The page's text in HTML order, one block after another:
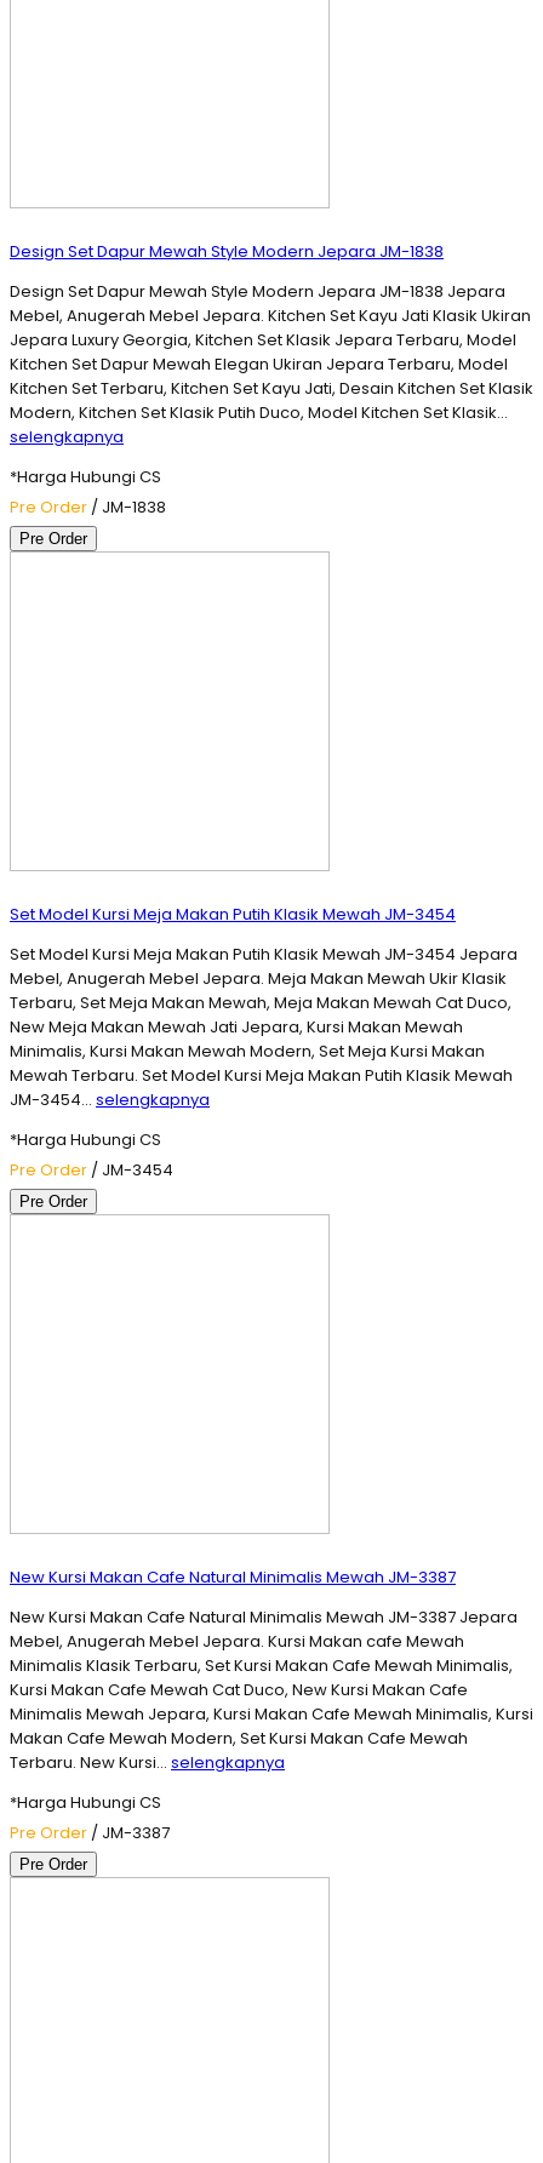
Design Set Dapur Mewah Style Modern Jepara JM-1838
Design Set Dapur Mewah Style Modern Jepara JM-1838 Jepara
Mebel, Anugerah Mebel Jepara. Kitchen Set Kayu Jati Klasik Ukiran
Jepara Luxury Georgia, Kitchen Set Klasik Jepara Terbaru, Model
Kitchen Set Dapur Mewah Elegan Ukiran Jepara Terbaru, Model
Kitchen Set Terbaru, Kitchen Set Kayu Jati, Desain Kitchen Set Klasik
Modern, Kitchen Set Klasik Putih Duco, Model Kitchen Set Klasik…
selengkapnya
*Harga Hubungi CS
Pre Order / JM-1838
Pre Order
Set Model Kursi Meja Makan Putih Klasik Mewah JM-3454
Set Model Kursi Meja Makan Putih Klasik Mewah JM-3454 Jepara
Mebel, Anugerah Mebel Jepara. Meja Makan Mewah Ukir Klasik
Terbaru, Set Meja Makan Mewah, Meja Makan Mewah Cat Duco,
New Meja Makan Mewah Jati Jepara, Kursi Makan Mewah
Minimalis, Kursi Makan Mewah Modern, Set Meja Kursi Makan
Mewah Terbaru. Set Model Kursi Meja Makan Putih Klasik Mewah
JM-3454… selengkapnya
*Harga Hubungi CS
Pre Order / JM-3454
Pre Order
New Kursi Makan Cafe Natural Minimalis Mewah JM-3387
New Kursi Makan Cafe Natural Minimalis Mewah JM-3387 Jepara
Mebel, Anugerah Mebel Jepara. Kursi Makan cafe Mewah
Minimalis Klasik Terbaru, Set Kursi Makan Cafe Mewah Minimalis,
Kursi Makan Cafe Mewah Cat Duco, New Kursi Makan Cafe
Minimalis Mewah Jepara, Kursi Makan Cafe Mewah Minimalis, Kursi
Makan Cafe Mewah Modern, Set Kursi Makan Cafe Mewah
Terbaru. New Kursi… selengkapnya
*Harga Hubungi CS
Pre Order / JM-3387
Pre Order